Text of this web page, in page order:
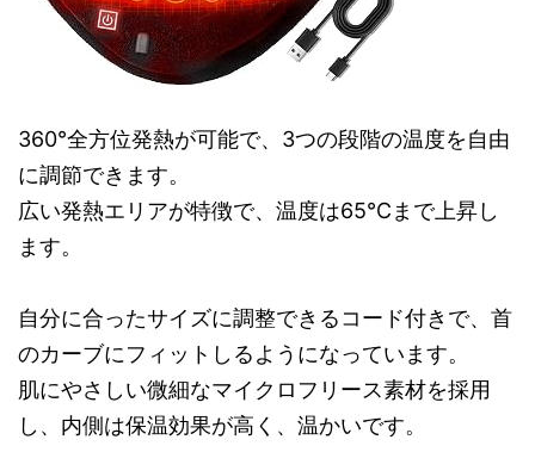
360°全方位発熱が可能で、3つの段階の温度を自由
に調節できます。
広い発熱エリアが特徴で、温度は65℃まで上昇し
ます。
自分に合ったサイズに調整できるコード付きで、首
のカーブにフィットしるようになっています。
肌にやさしい微細なマイクロフリース素材を採用
し、内側は保温効果が高く、温かいです。